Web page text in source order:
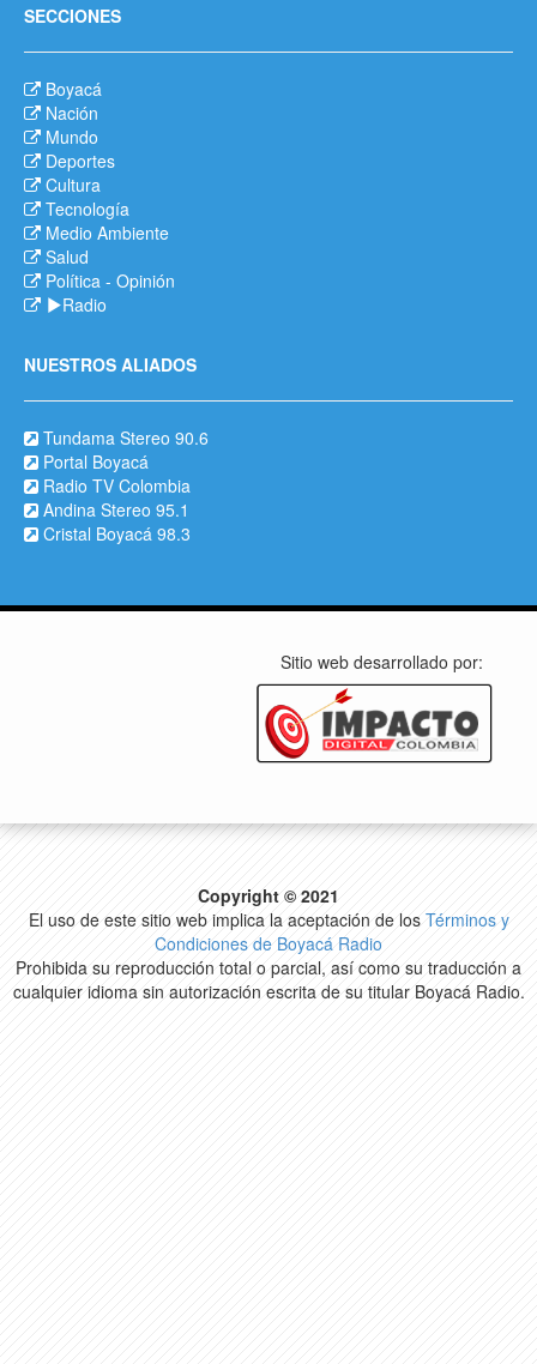
SECCIONES
Boyacá
Nación
Mundo
Deportes
Cultura
Tecnología
Medio Ambiente
Salud
Política - Opinión
Radio
NUESTROS ALIADOS
Tundama Stereo 90.6
Portal Boyacá
Radio TV Colombia
Andina Stereo 95.1
Cristal Boyacá 98.3
Sitio web desarrollado por:
Copyright © 2021
El uso de este sitio web implica la aceptación de los Términos y
Condiciones de Boyacá Radio
Prohibida su reproducción total o parcial, así como su traducción a
cualquier idioma sin autorización escrita de su titular Boyacá Radio.